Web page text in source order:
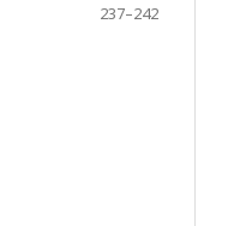
237–242